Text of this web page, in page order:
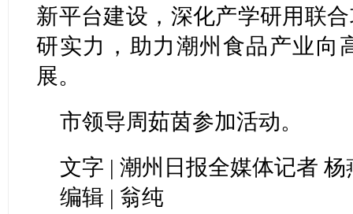
新平台建设，深化产学研用联
研实力，助力潮州食品产业向
展。
市领导周茹茵参加活动。
文字 | 潮州日报全媒体记者
编辑 | 翁纯